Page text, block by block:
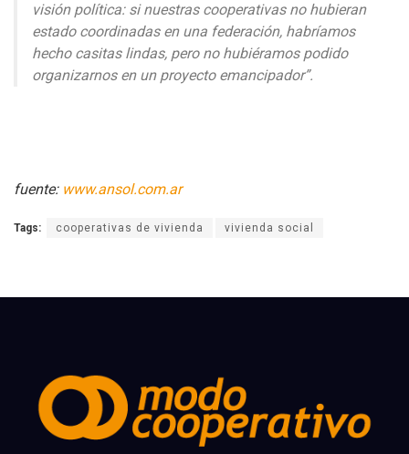
visión política: si nuestras cooperativas no hubieran
estado coordinadas en una federación, habríamos
hecho casitas lindas, pero no hubiéramos podido
organizarnos en un proyecto emancipador”.
fuente: www.ansol.com.ar
Tags: cooperativas de vivienda vivienda social